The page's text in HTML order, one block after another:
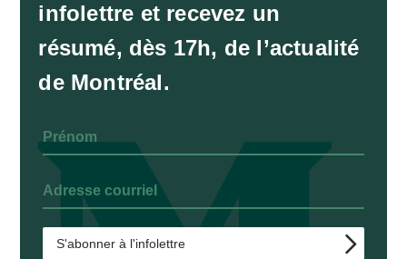
infolettre et recevez un
résumé, dès 17h, de l’actualité
de Montréal.